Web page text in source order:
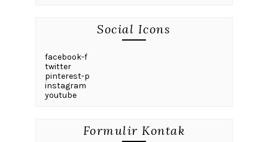
Social Icons
facebook-f
twitter
pinterest-p
instagram
youtube
Formulir Kontak